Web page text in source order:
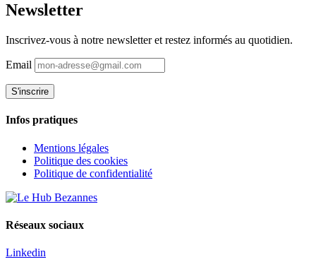
Newsletter
Inscrivez-vous à notre newsletter et restez informés au quotidien.
Email
Infos pratiques
Mentions légales
Politique des cookies
Politique de confidentialité
Réseaux sociaux
Linkedin